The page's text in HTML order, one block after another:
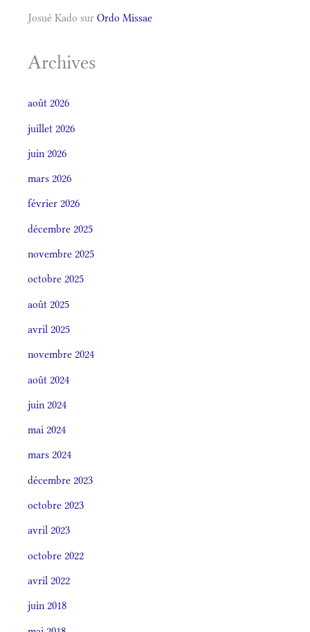
Josué Kado sur Ordo Missae
Archives
août 2026
juillet 2026
juin 2026
mars 2026
février 2026
décembre 2025
novembre 2025
octobre 2025
août 2025
avril 2025
novembre 2024
août 2024
juin 2024
mai 2024
mars 2024
décembre 2023
octobre 2023
avril 2023
octobre 2022
avril 2022
juin 2018